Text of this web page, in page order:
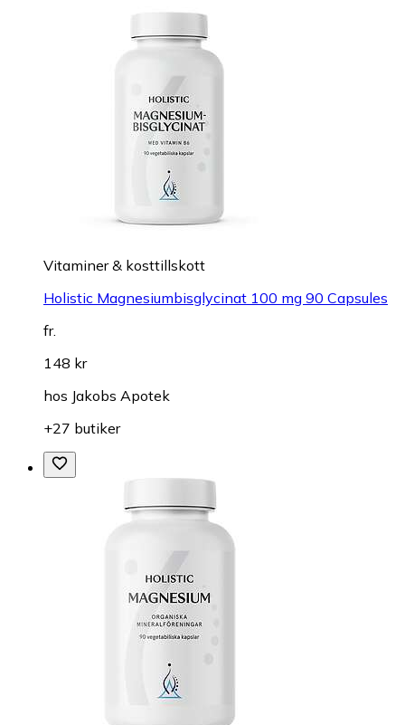
Vitaminer & kosttillskott
Holistic Magnesiumbisglycinat 100 mg 90 Capsules
fr.
148 kr
hos Jakobs Apotek
+27 butiker